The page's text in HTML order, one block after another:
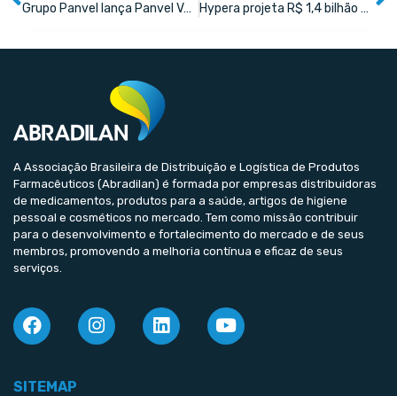
Grupo Panvel lança Panvel Ventures e anuncia primeira startup investida Hypera projeta R$ 1,4 bilhão em vendas para mercado institucional nos próximos cinco anos
A Associação Brasileira de Distribuição e Logística de Produtos
Farmacêuticos (Abradilan) é formada por empresas distribuidoras
de medicamentos, produtos para a saúde, artigos de higiene
pessoal e cosméticos no mercado. Tem como missão contribuir
para o desenvolvimento e fortalecimento do mercado e de seus
membros, promovendo a melhoria contínua e eficaz de seus
serviços.
SITEMAP